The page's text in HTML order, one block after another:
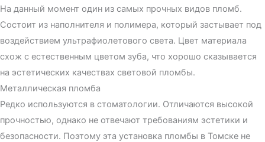
На данный момент один из самых прочных видов пломб.
Состоит из наполнителя и полимера, который застывает под
воздействием ультрафиолетового света. Цвет материала
схож с естественным цветом зуба, что хорошо сказывается
на эстетических качествах световой пломбы.
Металлическая пломба
Редко используются в стоматологии. Отличаются высокой
прочностью, однако не отвечают требованиям эстетики и
безопасности. Поэтому эта установка пломбы в Томске не